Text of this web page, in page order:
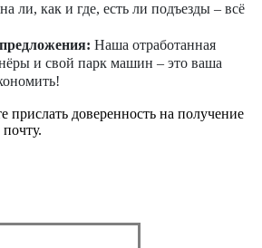
ли, как и где, есть ли подъезды – всё
Наша отработанная
и свой парк машин – это ваша
прислать доверенность на получение